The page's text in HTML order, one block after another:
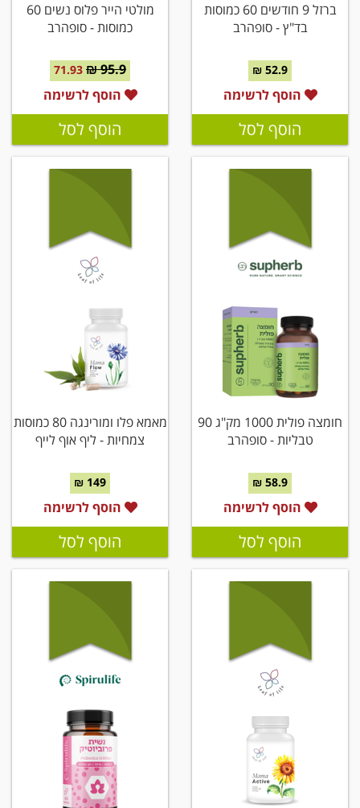
ברזל 9 חודשים 60 כמוסות
בד"ץ - סופהרב
52.9 ₪
הוסף לרשימה
הוסף לסל
מולטי הייר פלוס נשים 60
כמוסות - סופהרב
95.9 ₪
71.93
הוסף לרשימה
הוסף לסל
חומצה פולית 1000 מק"ג 90
טבליות - סופהרב
58.9 ₪
הוסף לרשימה
הוסף לסל
מאמא פלו ומורינגה 80 כמוסות
צמחיות - ליף אוף לייף
149 ₪
הוסף לרשימה
הוסף לסל